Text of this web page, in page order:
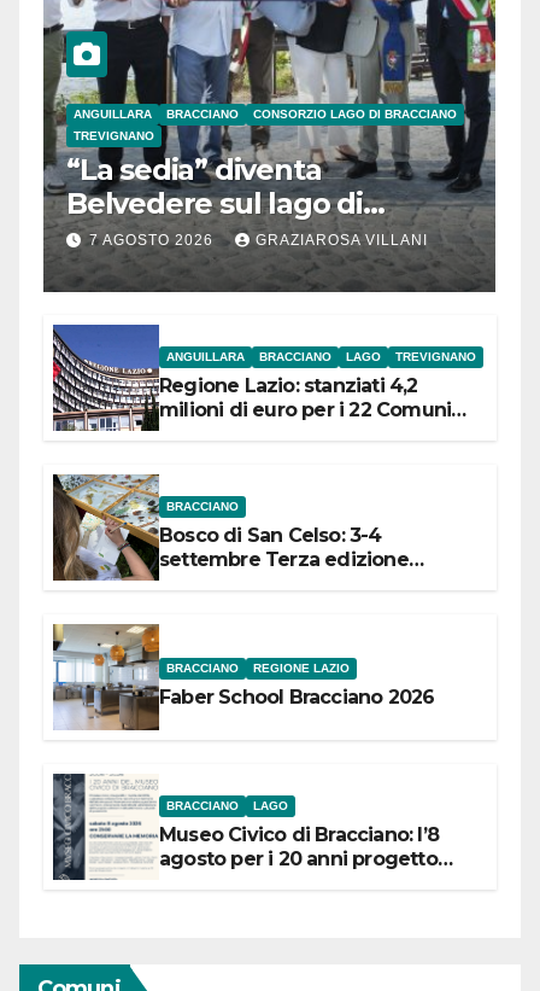
ANGUILLARA BRACCIANO
CONSORZIO LAGO DI BRACCIANO
TREVIGNANO
“La sedia” diventa
Belvedere sul lago di
Bracciano: ieri
l’inaugurazione
7 AGOSTO 2026 GRAZIAROSA VILLANI
ANGUILLARA BRACCIANO LAGO TREVIGNANO
Regione Lazio: stanziati 4,2
milioni di euro per i 22 Comuni
BRACCIANO
Bosco di San Celso: 3-4
settembre Terza edizione
BRACCIANO REGIONE LAZIO
Faber School Bracciano 2026
BRACCIANO LAGO
Museo Civico di Bracciano: l’8
agosto per i 20 anni progetto